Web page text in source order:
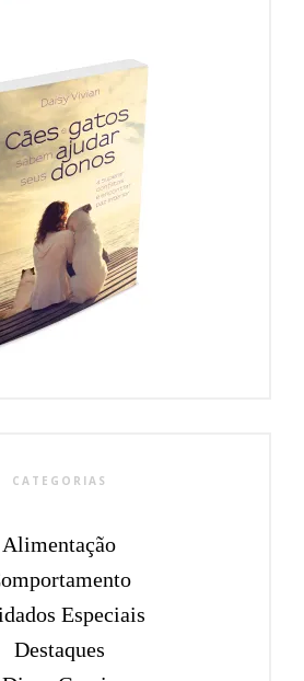
CATEGORIAS
Alimentação
Especiais
Destaques